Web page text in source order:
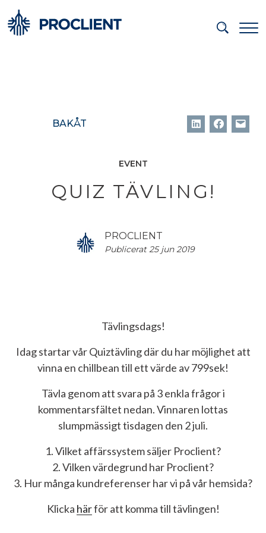
BAKÅT
EVENT
QUIZ TÄVLING!
PROCLIENT
Publicerat 25 jun 2019
Tävlingsdags!
Idag startar vår Quiztävling där du har möjlighet att
vinna en chillbean till ett värde av 799sek!
Tävla genom att svara på 3 enkla frågor i
kommentarsfältet nedan. Vinnaren lottas
slumpmässigt tisdagen den 2 juli.
1. Vilket affärssystem säljer Proclient?
2. Vilken värdegrund har Proclient?
3. Hur många kundreferenser har vi på vår hemsida?
Klicka härför att komma till tävlingen!